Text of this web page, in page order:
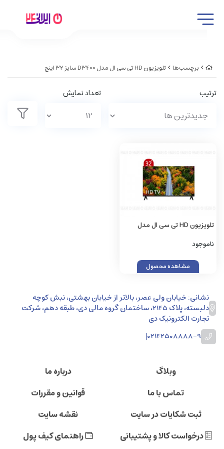
برچسب‌ها تلویزیون HD تی سی ال مدل D3400 سایز 32 اینچ
ترتیب تعداد نمایش
تلویزیون HD تی سی ال مدل
ناموجود
مشاهده محصول
نشانی: خیابان ولی عصر، بالاتر از خیابان بهشتی، نبش کوچه
دلبسته، پلاک 2145، ساختمان گروه مالی دی، طبقه دهم، شرکت
تجارت الکترونیک دی
02142508888-9
|
وبلاگ
درباره ما
تماس با ما
قوانین و مقررات
ثبت شکایات در سایت
نقشه سایت
درخواست کالا و پشتیبانی
راهنمای کیف پول